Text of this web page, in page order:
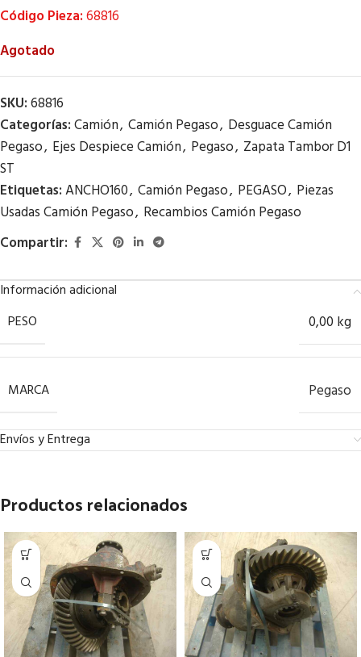
Código Pieza:68816
Agotado
SKU:68816
Categorías:Camión, Camión Pegaso, Desguace Camión
Pegaso, Ejes Despiece Camión, Pegaso, Zapata Tambor D1
ST
Etiquetas:ANCHO160, Camión Pegaso, PEGASO, Piezas
Usadas Camión Pegaso, Recambios Camión Pegaso
Compartir:
Información adicional
PESO
0,00 kg
MARCA Pegaso
Envíos y Entrega
Productos relacionados